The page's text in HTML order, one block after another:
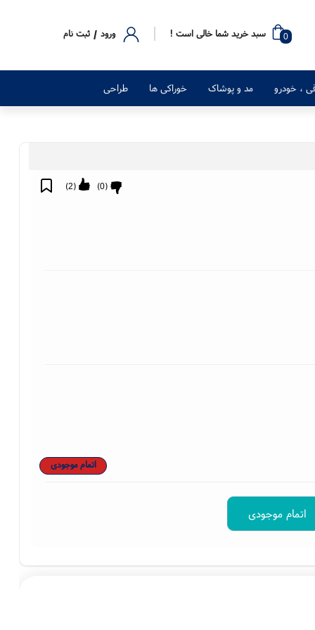
0 سبد خرید شما خالی است ! ورود / ثبت نام
، خودرو مد و پوشاک خوراکی ها طراحی
(
2
) (
0
)
اتمام موجودی